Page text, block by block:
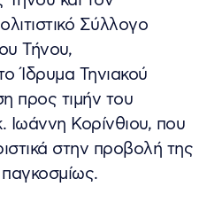
Σύλλογο
Τήνου,
Ίδρυμα Τηνιακού
προς τιμήν του
Ιωάννη Κορίνθιου, που
στην προβολή της